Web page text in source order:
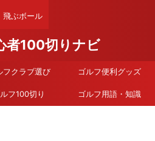
飛ぶボール
者100切りナビ
フクラブ選び ゴルフ便利グッズ
フ100切り ゴルフ用語・知識